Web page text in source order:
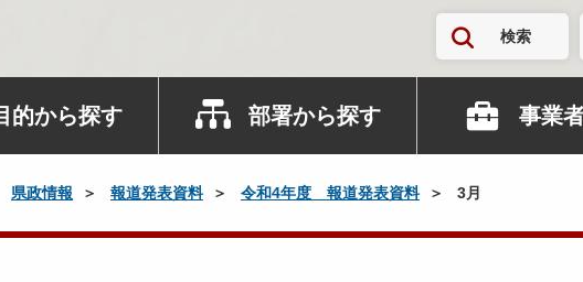
検索
的から探す 部署から探す 事業
県政情報 報道発表資料 令和4年度 報道発表資料 3月